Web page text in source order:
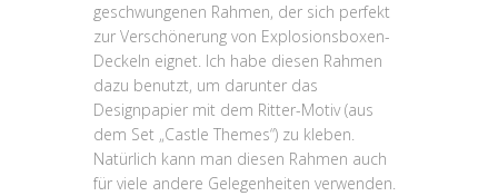
geschwungenen Rahmen, der sich perfekt
zur Verschönerung von Explosionsboxen-
Deckeln eignet. Ich habe diesen Rahmen
dazu benutzt, um darunter das
Designpapier mit dem Ritter-Motiv (aus
dem Set „Castle Themes“) zu kleben.
Natürlich kann man diesen Rahmen auch
für viele andere Gelegenheiten verwenden.